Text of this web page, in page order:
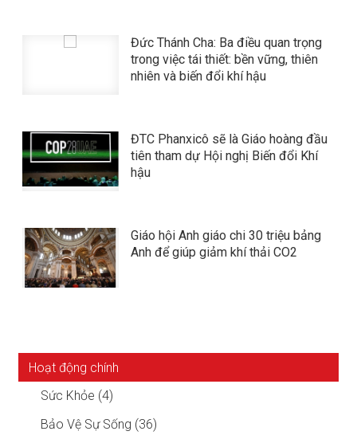
Đức Thánh Cha: Ba điều quan trọng
trong việc tái thiết: bền vững, thiên
nhiên và biến đổi khí hậu
ĐTC Phanxicô sẽ là Giáo hoàng đầu
tiên tham dự Hội nghị Biến đổi Khí
hậu
Giáo hội Anh giáo chi 30 triệu bảng
Anh để giúp giảm khí thải CO2
Hoạt động chính
Sức Khỏe (4)
Bảo Vệ Sự Sống (36)